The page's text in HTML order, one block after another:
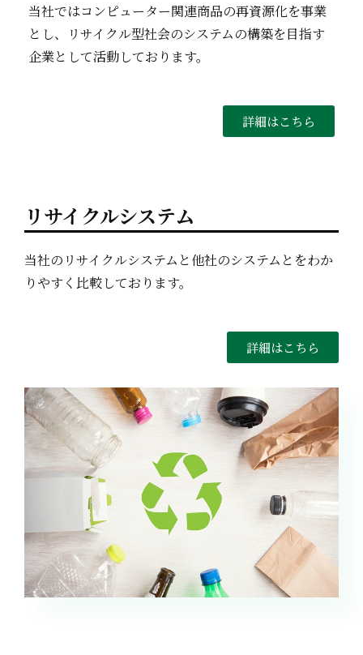
当社ではコンピューター関連商品の再資源化を事業
とし、リサイクル型社会のシステムの構築を目指す
企業として活動しております。
詳細はこちら
リサイクルシステム
当社のリサイクルシステムと他社のシステムとをわか
りやすく比較しております。
詳細はこちら